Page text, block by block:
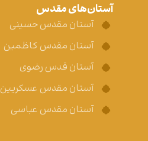
آستان‌های مقدس
آستان مقدس حسینی
آستان مقدس کاظمین
آستان قدس رضوی
آستان مقدس عسکریین
آستان مقدس عباسی